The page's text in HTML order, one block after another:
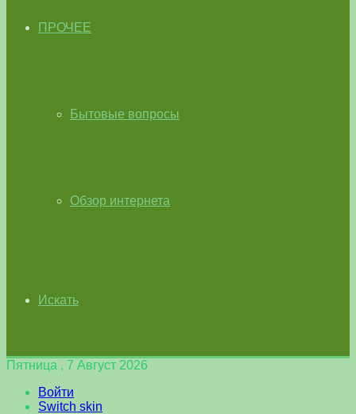
ПРОЧЕЕ
Бытовые вопросы
Обзор интернета
Искать
Пятница , 7 Август 2026
Войти
Switch skin